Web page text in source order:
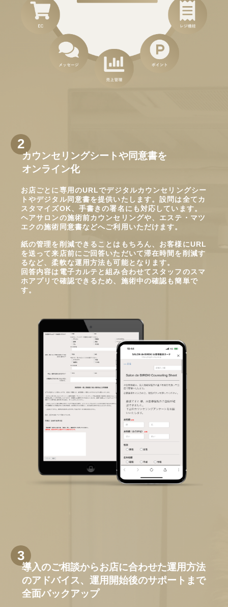
カウンセリングシートや同意書を
オンライン化
お店ごとに専用のURLでデジタルカウンセリングシー
トやデジタル同意書を提供いたします。設問は全てカ
スタマイズOK、手書きの署名にも対応しています。
ヘアサロンの施術前カウンセリングや、エステ・マツ
エクの施術同意書などへご利用いただけます。
紙の管理を削減できることはもちろん、お客様にURL
を送って来店前にご回答いただいて滞在時間を削減す
るなど、柔軟な運用方法も可能となります。
回答内容は電子カルテと組み合わせてスタッフのスマ
ホアプリで確認できるため、施術中の確認も簡単で
す。
導入のご相談からお店に合わせた運用方法
のアドバイス、運用開始後のサポートまで
全面バックアップ